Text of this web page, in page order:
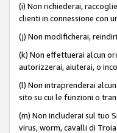
(i) Non richiederai,
clienti in connessione con
(j) Non modificherai,
(k) Non effettuerai alcun
autorizzerai, aiuterai, o
(l) Non intraprenderai
sito su cui le funzioni o
(m) Non includerai sul tuo
virus, worm, cavalli di